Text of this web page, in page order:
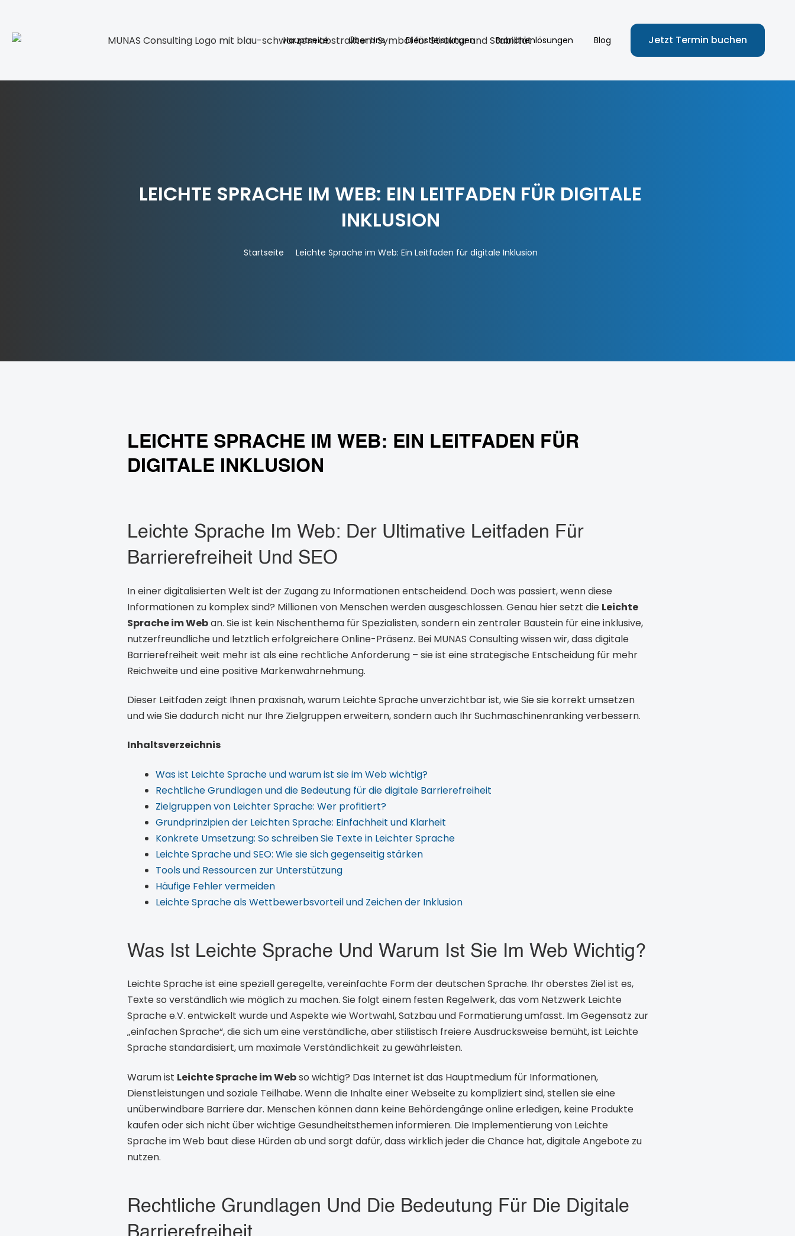
Hauptseite Über Uns Dienstleistungen Branchenlösungen Blog Jetzt Termin buchen
LEICHTE SPRACHE IM WEB: EIN LEITFADEN FÜR DIGITALE
INKLUSION
Startseite Leichte Sprache im Web: Ein Leitfaden für digitale Inklusion
LEICHTE SPRACHE IM WEB: EIN LEITFADEN FÜR
DIGITALE INKLUSION
Leichte Sprache Im Web: Der Ultimative Leitfaden Für
Barrierefreiheit Und SEO
In einer digitalisierten Welt ist der Zugang zu Informationen entscheidend. Doch was passiert, wenn diese
Informationen zu komplex sind? Millionen von Menschen werden ausgeschlossen. Genau hier setzt die Leichte
Sprache im Weban. Sie ist kein Nischenthema für Spezialisten, sondern ein zentraler Baustein für eine inklusive,
nutzerfreundliche und letztlich erfolgreichere Online-Präsenz. Bei MUNAS Consulting wissen wir, dass digitale
Barrierefreiheit weit mehr ist als eine rechtliche Anforderung – sie ist eine strategische Entscheidung für mehr
Reichweite und eine positive Markenwahrnehmung.
Dieser Leitfaden zeigt Ihnen praxisnah, warum Leichte Sprache unverzichtbar ist, wie Sie sie korrekt umsetzen
und wie Sie dadurch nicht nur Ihre Zielgruppen erweitern, sondern auch Ihr Suchmaschinenranking verbessern.
Inhaltsverzeichnis
Was ist Leichte Sprache und warum ist sie im Web wichtig?
Rechtliche Grundlagen und die Bedeutung für die digitale Barrierefreiheit
Zielgruppen von Leichter Sprache: Wer profitiert?
Grundprinzipien der Leichten Sprache: Einfachheit und Klarheit
Konkrete Umsetzung: So schreiben Sie Texte in Leichter Sprache
Leichte Sprache und SEO: Wie sie sich gegenseitig stärken
Tools und Ressourcen zur Unterstützung
Häufige Fehler vermeiden
Leichte Sprache als Wettbewerbsvorteil und Zeichen der Inklusion
Was Ist Leichte Sprache Und Warum Ist Sie Im Web Wichtig?
Leichte Sprache ist eine speziell geregelte, vereinfachte Form der deutschen Sprache. Ihr oberstes Ziel ist es,
Texte so verständlich wie möglich zu machen. Sie folgt einem festen Regelwerk, das vom Netzwerk Leichte
Sprache e.V. entwickelt wurde und Aspekte wie Wortwahl, Satzbau und Formatierung umfasst. Im Gegensatz zur
„einfachen Sprache“, die sich um eine verständliche, aber stilistisch freiere Ausdrucksweise bemüht, ist Leichte
Sprache standardisiert, um maximale Verständlichkeit zu gewährleisten.
Warum ist Leichte Sprache im Webso wichtig? Das Internet ist das Hauptmedium für Informationen,
Dienstleistungen und soziale Teilhabe. Wenn die Inhalte einer Webseite zu kompliziert sind, stellen sie eine
unüberwindbare Barriere dar. Menschen können dann keine Behördengänge online erledigen, keine Produkte
kaufen oder sich nicht über wichtige Gesundheitsthemen informieren. Die Implementierung von Leichte
Sprache im Web baut diese Hürden ab und sorgt dafür, dass wirklich jeder die Chance hat, digitale Angebote zu
nutzen.
Rechtliche Grundlagen Und Die Bedeutung Für Die Digitale